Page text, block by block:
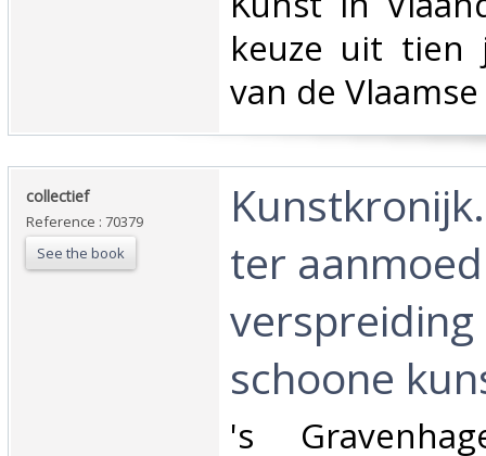
keuze uit tien
van de
‎collectief‎
Reference : 70379
See the book
ter
schoone
‎'s